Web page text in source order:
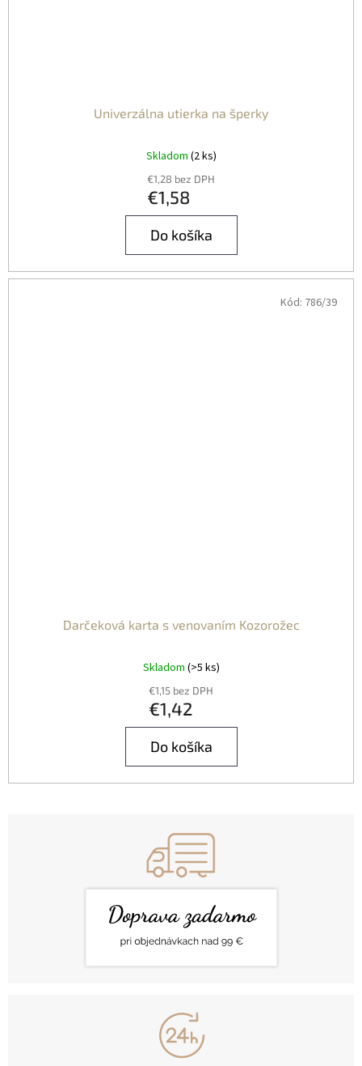
Univerzálna utierka na šperky
Skladom (2 ks)
€1,28 bez DPH
€1,58
Do košíka
Darčeková karta s venovaním Kozorožec
Skladom (>5 ks)
€1,15 bez DPH
€1,42
Do košíka
Kód: 786/39